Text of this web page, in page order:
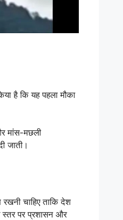
है कि यह पहला मौका
मांस-मछली
जाती।
चाहिए ताकि देश
स्तर पर प्रशासन और